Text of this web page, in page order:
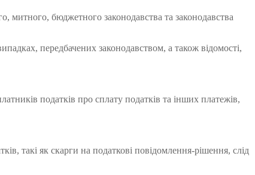
митного, бюджетного законодавства та законодавства
передбачених законодавством, а також відомості,
податків про сплату податків та інших платежів,
такі як скарги на податкові повідомлення-рішення, слід